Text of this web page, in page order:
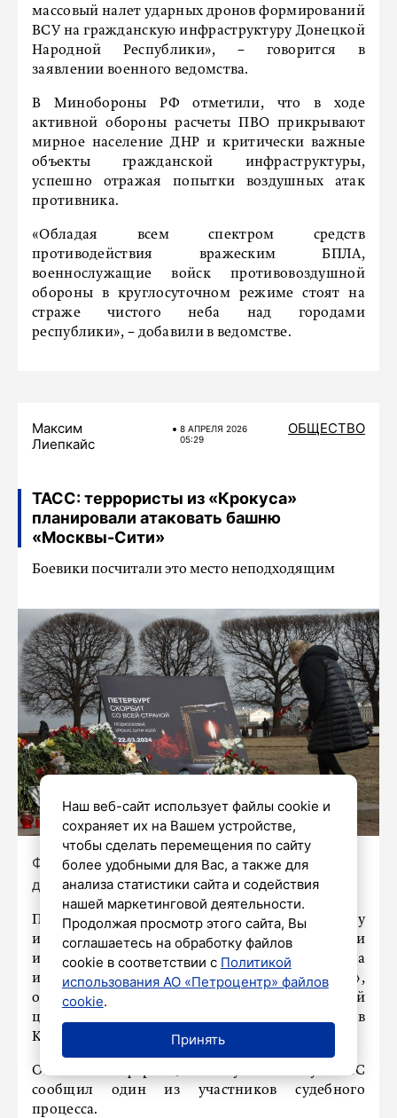
массовый налет ударных дронов формирований
ВСУ на гражданскую инфраструктуру Донецкой
Народной Республики», − говорится в
заявлении военного ведомства.
В Минобороны РФ отметили, что в ходе
активной обороны расчеты ПВО прикрывают
мирное население ДНР и критически важные
объекты гражданской инфраструктуры,
успешно отражая попытки воздушных атак
противника.
«Обладая всем спектром средств
противодействия вражеским БПЛА,
военнослужащие войск противовоздушной
обороны в круглосуточном режиме стоят на
страже чистого неба над городами
республики», − добавили в ведомстве.
Максим
Лиепкайс
8 АПРЕЛЯ 2026
05:29
ОБЩЕСТВО
ТАСС: террористы из «Крокуса»
планировали атаковать башню
«Москвы-Сити»
Боевики посчитали это место неподходящим
Фото: Роман Пименов / «Петербургский
дневник»
Первоначальной целью нападения у
исполнителей теракта в «Крокус Сити Холле» и
их зарубежных кураторов рассматривалась одна
из башен делового центра «Москва-Сити»,
однако боевики сочли здание неподходящей
целью для теракта, выбрав концертный зал в
Красногорске.
Об этом информационному агентству ТАСС
сообщил один из участников судебного
процесса.
Наш веб-сайт использует файлы cookie и
сохраняет их на Вашем устройстве,
чтобы сделать перемещения по сайту
более удобными для Вас, а также для
анализа статистики сайта и содействия
нашей маркетинговой деятельности.
Продолжая просмотр этого сайта, Вы
соглашаетесь на обработку файлов
cookie в соответствии с Политикой
использования АО «Петроцентр» файлов
cookie.
Принять